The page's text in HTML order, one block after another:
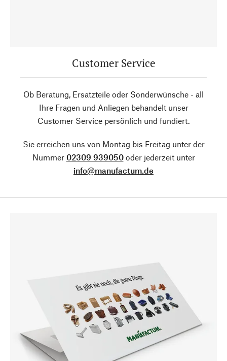
Customer Service
Ob Beratung, Ersatzteile oder Sonderwünsche - all
Ihre Fragen und Anliegen behandelt unser
Customer Service persönlich und fundiert.
Sie erreichen uns von Montag bis Freitag unter der
Nummer 02309 939050oder jederzeit unter
info@manufactum.de